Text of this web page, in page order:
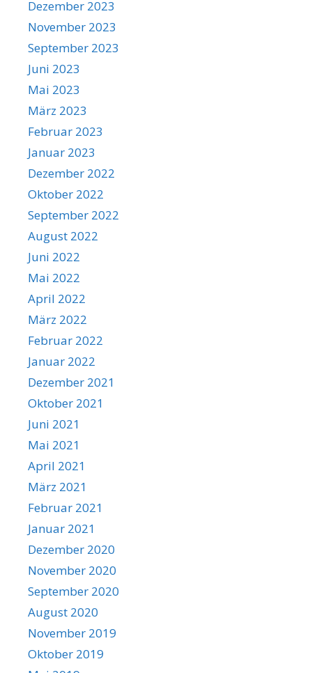
Dezember 2023
November 2023
September 2023
Juni 2023
Mai 2023
März 2023
Februar 2023
Januar 2023
Dezember 2022
Oktober 2022
September 2022
August 2022
Juni 2022
Mai 2022
April 2022
März 2022
Februar 2022
Januar 2022
Dezember 2021
Oktober 2021
Juni 2021
Mai 2021
April 2021
März 2021
Februar 2021
Januar 2021
Dezember 2020
November 2020
September 2020
August 2020
November 2019
Oktober 2019